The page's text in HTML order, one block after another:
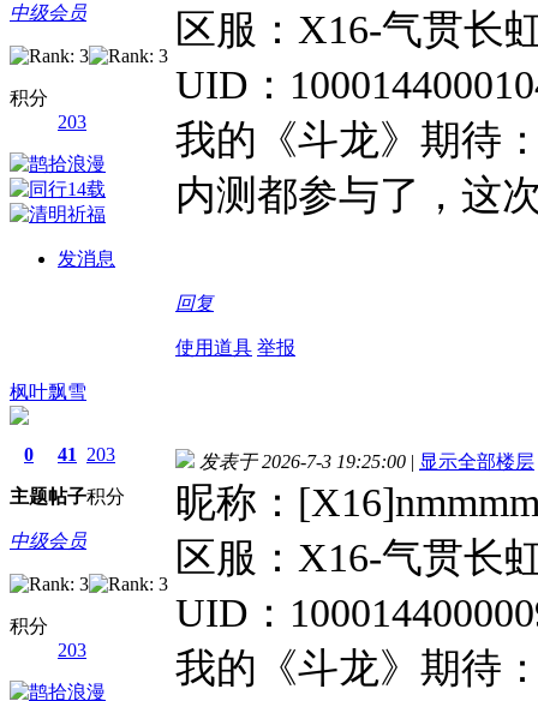
中级会员
积分
203
发消息
区服：X16-气贯长
UID：
我的《斗龙》期待
内测都参与了，这
回复
使用道具 举报
枫叶飘雪
0
主题
41
帖子
203
积分
中级会员
积分
203
发表于 2026-7-3 19:25:00 | 显示全部楼层
昵称：
区服：X16-气贯长
UID：
我的《斗龙》期待